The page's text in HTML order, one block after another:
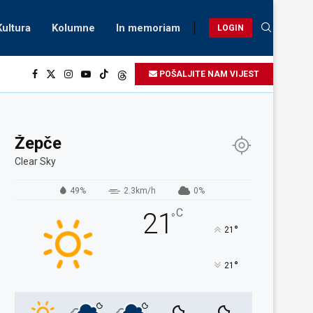
Kolumne In memoriam LOGIN
POŠALJITE NAM VIJEST
Žepče
Clear Sky
49% 2.3km/h 0%
21°C
21 °
21 °